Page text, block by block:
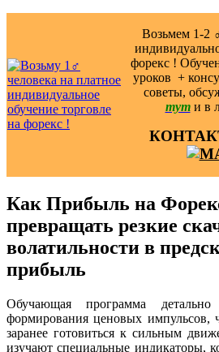
Возьмем 1-2
форекс !
уроков ️ +
советы,
тут и в
Как Прибыль на
превращать резкие
волатильности в
прибыль
Обучающая программа детально
формирования ценовых импульсов,
заранее готовиться к сильным
изучают специальные индикаторы,